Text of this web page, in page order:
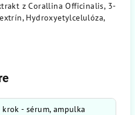
z Corallina Officinalis, 3-
Hydroxyetylcelulóza,
krok - sérum, ampulka